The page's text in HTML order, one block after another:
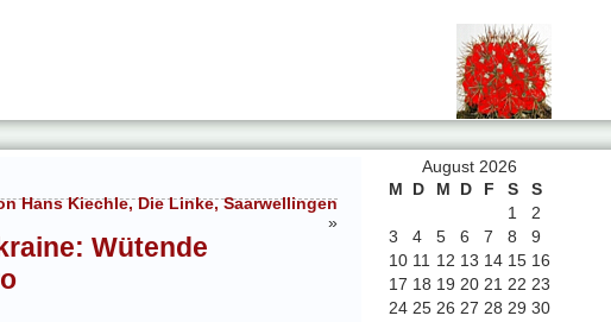
August 2026
M
D M D F S
S
1
2
3
4 5 6 7 8
9
10 11 12 13 14 15 16
17 18 19 20 21 22 23
24 25 26 27 28 29 30
Hans Kiechle, Die Linke, Saarwellingen
»
Wütende